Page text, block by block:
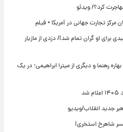
کرد؟/ ویدئو
تجارت جهانی در آمریکا + فیلم
برای او گران تمام شد!/ دزدی از مازیار
رهنما و دیگری از میترا ابراهیمی؛ در یک
جدید انقلاب/ویدیو
شاهرخ استخری!